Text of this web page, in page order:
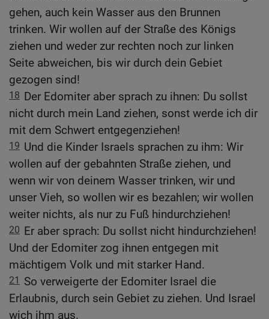
gehen, auch kein Wasser aus den Brunnen
trinken. Wir wollen auf der Straße des Königs
ziehen und weder zur rechten noch zur linken
Seite abweichen, bis wir durch dein Gebiet
gezogen sind!
18 Der Edomiter aber sprach zu ihnen: Du sollst
nicht durch mein Land ziehen, sonst werde ich dir
mit dem Schwert entgegenziehen!
19 Und die Kinder Israels sprachen zu ihm: Wir
wollen auf der gebahnten Straße ziehen, und
wenn wir von deinem Wasser trinken, wir und
unser Vieh, so wollen wir es bezahlen; wir wollen
weiter nichts, als nur zu Fuß hindurchziehen!
20 Er aber sprach: Du sollst nicht hindurchziehen!
Und der Edomiter zog ihnen entgegen mit
mächtigem Volk und mit starker Hand.
21
So verweigerte der Edomiter Israel die
Erlaubnis, durch sein Gebiet zu ziehen. Und Israel
wich ihm aus.